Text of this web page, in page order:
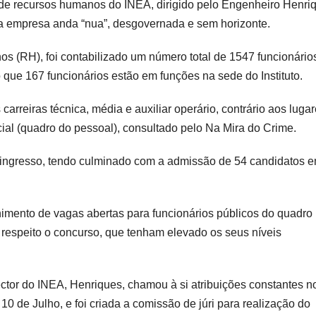
recursos humanos do INEA, dirigido pelo Engenheiro
anda “nua”, desgovernada e sem horizonte.
(RH), foi contabilizado um número total de 1547
167 funcionários estão em funções na sede do Instituto.
técnica, média e auxiliar operário, contrário aos
(quadro do pessoal), consultado pelo Na Mira do Crime.
tendo culminado com a admissão de 54 candidatos
de vagas abertas para funcionários públicos do quadro
o concurso, que tenham elevado os seus níveis
do INEA, Henriques, chamou à si atribuições constantes
de Julho, e foi criada a comissão de júri para realização do